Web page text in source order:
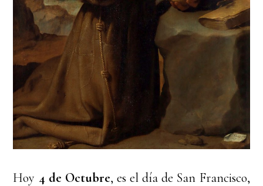
Hoy 4 de Octubre, es el día de San Francisco,